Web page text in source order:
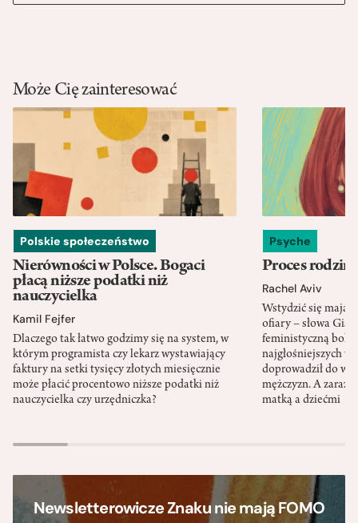
Może Cię zainteresować
Polskie społeczeństwo
Nierówności w Polsce. Bogaci
płacą niższe podatki niż
nauczycielka
Kamil Fejfer
Dlaczego tak łatwo godzimy się na system, w
którym programista czy lekarz wystawiający
faktury na setki tysięcy złotych miesięcznie
może płacić procentowo niższe podatki niż
nauczycielka czy urzędniczka?
Psyche
Proces
Rachel Aviv
Wstydzić się mają
ofiary – słowa
feministyczną
najgłośniejszych
doprowadził do
mężczyzn. A
matką a dziećmi
Newsletterowicze Znaku nie mają FOMO